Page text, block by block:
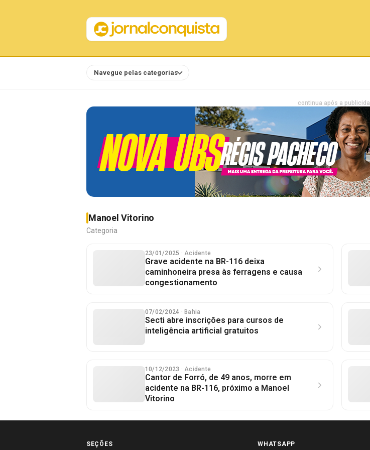
Navegue pelas categorias
continua após a
Manoel Vitorino
Categoria
23/01/2025 · Acidente
Grave acidente na BR-116 deixa
caminhoneira presa às ferragens e causa
congestionamento
07/02/2024 · Bahia
Secti abre inscrições para cursos de
inteligência artificial gratuitos
10/12/2023 · Acidente
Cantor de Forró, de 49 anos, morre em
acidente na BR-116, próximo a Manoel
Vitorino
SEÇÕES WHATSAPP